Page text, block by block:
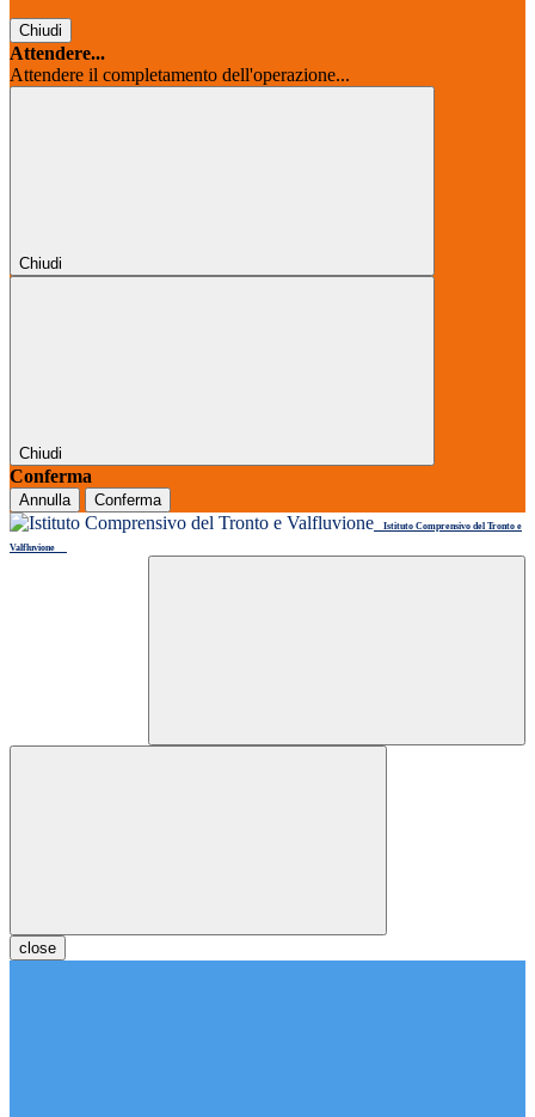
Chiudi
Attendere...
Attendere il completamento dell'operazione...
Chiudi
Chiudi
Conferma
Annulla Conferma
Istituto Comprensivo del Tronto e
Valfluvione
close